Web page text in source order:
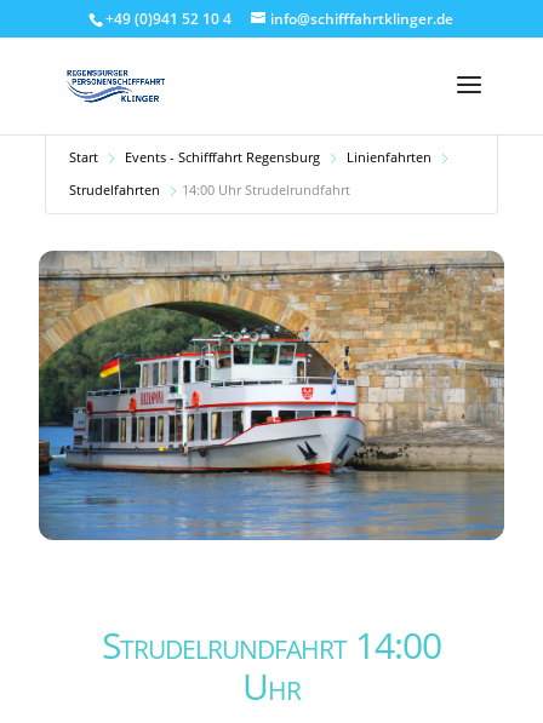
+49 (0)941 52 10 4 info@schifffahrtklinger.de
Start Events - Schifffahrt Regensburg
Linienfahrten
Strudelfahrten
14:00 Uhr Strudelrundfahrt
Strudelrundfahrt 14:00
Uhr